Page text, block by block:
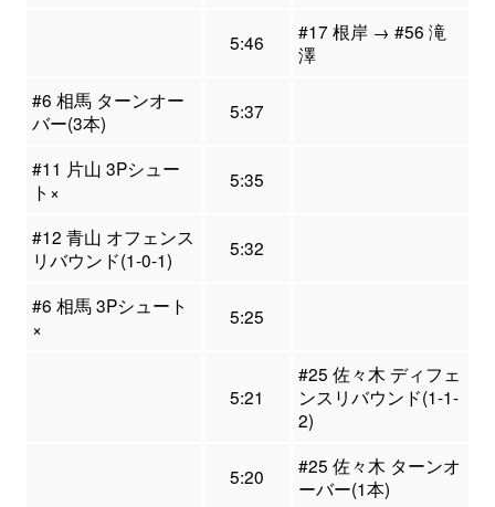
5:46
#17 根岸 → #56 滝
澤
#6 相馬 ターンオー
バー(3本)
5:37
#11 片山 3Pシュー
ト×
5:35
#12 青山 オフェンス
リバウンド(1-0-1)
5:32
#6 相馬 3Pシュート
×
5:25
5:21
#25 佐々木 ディフェ
ンスリバウンド(1-1-
2)
5:20
#25 佐々木 ターンオ
ーバー(1本)